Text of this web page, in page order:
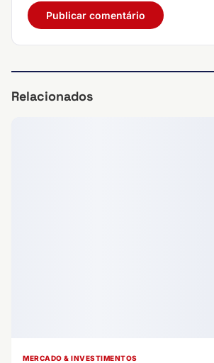
Relacionados
MERCADO & INVESTIMENTOS